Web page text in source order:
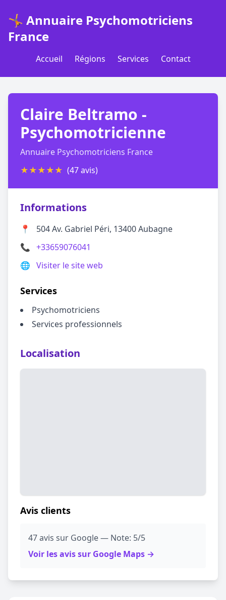
🤸 Annuaire Psychomotriciens
France
Accueil Régions Services Contact
Claire Beltramo -
Psychomotricienne
Annuaire Psychomotriciens France
★★★★★ (47 avis)
Informations
📍
504 Av. Gabriel Péri, 13400 Aubagne
📞 +33659076041
🌐 Visiter le site web
Services
Psychomotriciens
Services professionnels
Localisation
Avis clients
47 avis sur Google — Note: 5/5
Voir les avis sur Google Maps →